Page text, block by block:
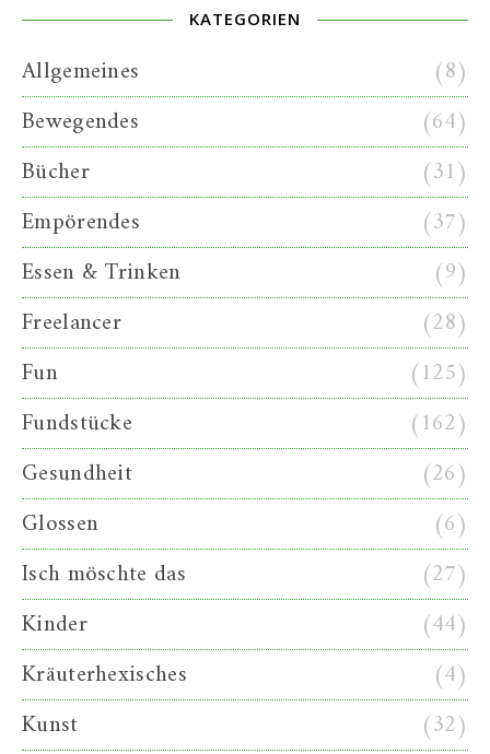
KATEGORIEN
Allgemeines
(8)
Bewegendes
(64)
Bücher
(31)
Empörendes
(37)
Essen & Trinken
(9)
Freelancer
(28)
Fun
(125)
Fundstücke
(162)
Gesundheit
(26)
Glossen
(6)
Isch möschte das
(27)
Kinder
(44)
Kräuterhexisches
(4)
Kunst
(32)